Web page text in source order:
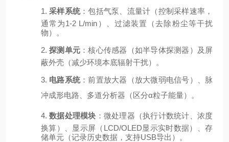
1.采样系统：包括气泵、流量计（控制采样速率，
通常为1-2 L/min ）、过滤装置（去除粉尘等干扰
物）。
2.探测单元 ：核心传感器（如半导体探测器）及屏
蔽外壳（减少环境本底辐射干扰）。
3. 电路系统：前置放大器（放大微弱电信号）、脉
冲成形电路、多道分析器（区分α粒子能量）。
4.数据处理模块 ：微处理器（执行计数统计、浓度
换算）、显示屏（ LCD/OLED显示实时数据）、存
储单元（记录历史数据，支持USB导出）。